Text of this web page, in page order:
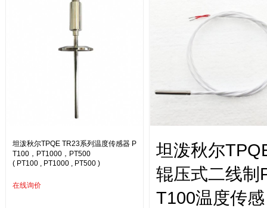
坦泼秋尔TPQE TR23系列温度传感器 P
T100，PT1000，PT500
( PT100 , PT1000 , PT500 )
在线询价
坦泼秋尔
辊压式二线制
T100温度传感